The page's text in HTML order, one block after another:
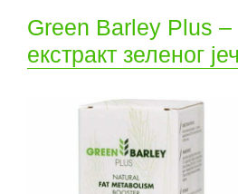
Green Barley Plus –
екстракт зеленог